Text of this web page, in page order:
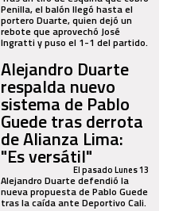
Penilla, el balón llegó hasta el
portero Duarte, quien dejó un
rebote que aprovechó José
Ingratti y puso el 1-1 del partido.
Alejandro Duarte
respalda nuevo
sistema de Pablo
Guede tras derrota
de Alianza Lima:
"Es versátil"El pasado Lunes 13
Alejandro Duarte defendió la
nueva propuesta de Pablo Guede
tras la caída ante Deportivo Cali.